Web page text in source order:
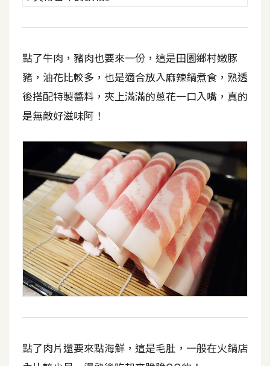
點了牛肉，豬肉也要來一份，這是田園鄉村嫩豚
豬，油花比較多，也是適合放入麻辣鍋煮食，熟透
後搭配特製醬料，夾上滿滿的蔥花一口入嘴，真的
是無敵好滋味阿！
點了肉片還要來點海鮮，這是毛肚，一般在火鍋店